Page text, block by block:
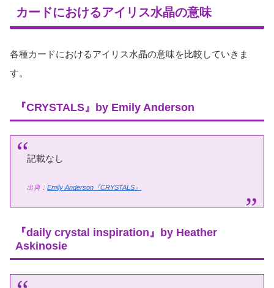
カードにおけるアイリス水晶の意味
各種カードにおけるアイリス水晶の意味を比較していきま
す。
『CRYSTALS』by Emily Anderson
記載なし
出典： Emily Anderson『CRYSTALS』
『daily crystal inspiration』by Heather
Askinosie